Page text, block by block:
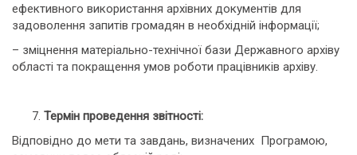
ефективного використання архівних документів для
задоволення запитів громадян в необхідній інформації;
– зміцнення матеріально-технічної бази Державного архіву
області та покращення умов роботи працівників архіву.
Термін проведення звітності:
Відповідно до мети та завдань, визначених Програмою,